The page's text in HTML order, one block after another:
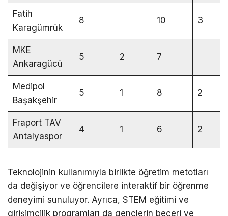
Fatih
Karagümrük
8 10 3
MKE
Ankaragücü
5 2 7
Medipol
Başakşehir
5 1 8 2
Fraport TAV
Antalyaspor
4 1 6 2
Teknolojinin kullanımıyla birlikte öğretim metotları
da değişiyor ve öğrencilere interaktif bir öğrenme
deneyimi sunuluyor. Ayrıca, STEM eğitimi ve
girişimcilik programları da gençlerin beceri ve